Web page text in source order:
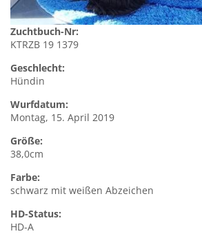
Zuchtbuch-Nr:
KTRZB 19 1379
Geschlecht:
Hündin
Wurfdatum:
Montag, 15. April 2019
Größe:
38,0cm
Farbe:
schwarz mit weißen Abzeichen
HD-Status:
HD-A